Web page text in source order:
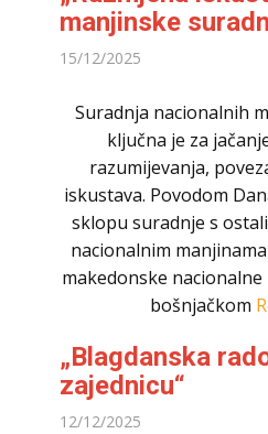
manjinske
15/12/2025
Suradnja nacionalnih
ključna je za
razumijevanja,
iskustava. Povodom
sklopu suradnje s
nacionalnim
makedonske
bošnjačkom
„Blagdanska
zajednicu“
12/12/2025